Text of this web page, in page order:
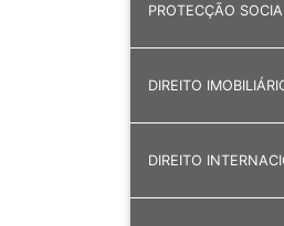
PROTECÇÃO
DIREITO
DIREITO